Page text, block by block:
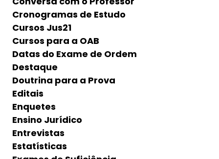
Cronogramas de Estudo
Cursos Jus21
Cursos para a OAB
Datas do Exame de Ordem
Destaque
Doutrina para a Prova
Editais
Enquetes
Ensino Jurídico
Entrevistas
Estatísticas